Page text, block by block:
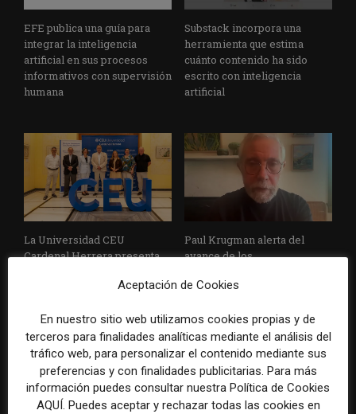
EFE publica una guía para
integrar la inteligencia
artificial en sus procesos
informativos con supervisión
humana
Substack incorpora una
herramienta que estima
cuánto contenido ha sido
escrito con inteligencia
artificial
La Universidad CEU
Cardenal Herrera presenta
informar sobre el suicidio
Paul Krugman alerta del
avance de los
medios y las plataformas
Aceptación de Cookies
En nuestro sitio web utilizamos cookies propias y de
terceros para finalidades analíticas mediante el análisis del
tráfico web, para personalizar el contenido mediante sus
preferencias y con finalidades publicitarias. Para más
información puedes consultar nuestra Política de Cookies
AQUÍ. Puedes aceptar y rechazar todas las cookies en